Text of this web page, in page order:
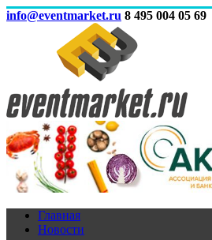
info@eventmarket.ru 8 495 004 05 69
Главная
Новости